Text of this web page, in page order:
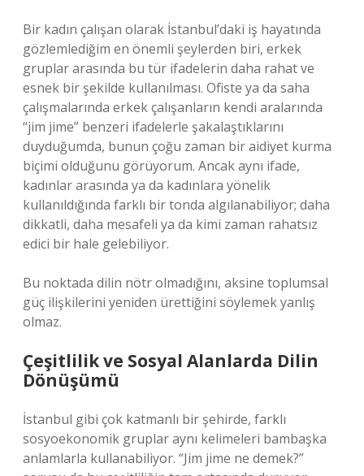
Bir kadın çalışan olarak İstanbul’daki iş hayatında
gözlemlediğim en önemli şeylerden biri, erkek
gruplar arasında bu tür ifadelerin daha rahat ve
esnek bir şekilde kullanılması. Ofiste ya da saha
çalışmalarında erkek çalışanların kendi aralarında
“jim jime” benzeri ifadelerle şakalaştıklarını
duyduğumda, bunun çoğu zaman bir aidiyet kurma
biçimi olduğunu görüyorum. Ancak aynı ifade,
kadınlar arasında ya da kadınlara yönelik
kullanıldığında farklı bir tonda algılanabiliyor; daha
dikkatli, daha mesafeli ya da kimi zaman rahatsız
edici bir hale gelebiliyor.
Bu noktada dilin nötr olmadığını, aksine toplumsal
güç ilişkilerini yeniden ürettiğini söylemek yanlış
olmaz.
Çeşitlilik ve Sosyal Alanlarda Dilin
Dönüşümü
İstanbul gibi çok katmanlı bir şehirde, farklı
sosyoekonomik gruplar aynı kelimeleri bambaşka
anlamlarla kullanabiliyor. “Jim jime ne demek?”